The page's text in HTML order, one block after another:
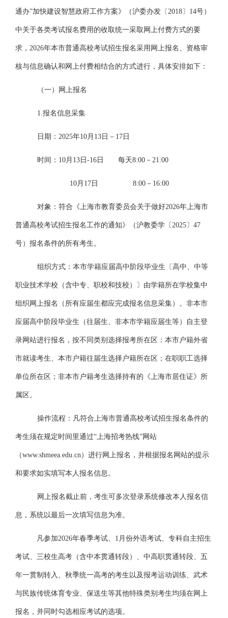
通办”加快建设智慧政府工作方案》（沪委办发〔 2018〕14号）
中关于各类考试报名费用的收取统一采取网上付费方式的要
求，2026年本市普通高校考试招生报名采用网上报名、资格审
核与信息确认和网上付费相结合的方式进行，具体安排如下：
（一）网上报名
1.报名信息采集
日期： 2025年10月13日－17日
时间： 10月13日 -16 日 每天8:00 － 21:00
10月17日 8:00 － 16:00
对象：符合《上海市教育委员会关于做好2026年上海市
普通高校考试招生报名工作的通知》（沪教委学〔2025〕 47
号）报名条件的所有考生。
组织方式：本市学籍应届高中阶段毕业生〔高中、中等
职业技术学校（含中专、职校和技校）〕由学籍所在学校集中
组织网上报名（所有应届生都应完成报名信息采集）。非本市
应届高中阶段毕业生（往届生、非本市学籍应届生等）自主登
录网站进行报名，按不同类别选择报考所在区：本市户籍外省
市就读考生、本市户籍往届生选择户籍所在区；在职职工选择
单位所在区；非本市户籍考生选择持有的《上海市居住证》所
属区。
操作流程：凡符合上海市普通高校考试招生报名条件的
考生须在规定时间里通过“上海招考热线”网站
（www.shmeea.edu.cn）进行网上报名，并根据报名网站的提示
和要求如实填写本人报名信息。
网上报名截止前，考生可多次登录系统修改本人报名信
息，系统以最后一次填写信息为准。
凡参加2026年春季考试、 1 月份外语考试、专科自主招生
考试、三校生高考（含中本贯通转段）、中高职贯通转段、五
年一贯制转入、秋季统一高考的考生以及报考运动训练、武术
与民族传统体育专业、保送生等其他特殊类别考生均须在网上
报名，并同时勾选相应考试的选项。